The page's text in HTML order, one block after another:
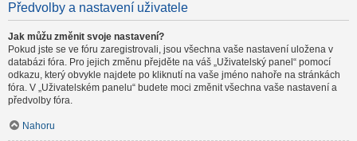
Předvolby a nastavení uživatele
Jak můžu změnit svoje nastavení?
Pokud jste se ve fóru zaregistrovali, jsou všechna vaše nastavení uložena v
databázi fóra. Pro jejich změnu přejděte na váš „Uživatelský panel“ pomocí
odkazu, který obvykle najdete po kliknutí na vaše jméno nahoře na stránkách
fóra. V „Uživatelském panelu“ budete moci změnit všechna vaše nastavení a
předvolby fóra.
Nahoru